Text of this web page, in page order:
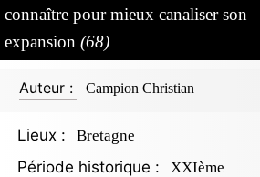
connaître pour mieux canaliser son
expansion (68)
Auteur : Campion Christian
Lieux : Bretagne
Période historique :
XXIème